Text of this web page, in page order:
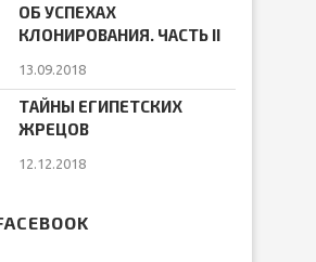
ОБ УСПЕХАХ
КЛОНИРОВАНИЯ. ЧАСТЬ II
13.09.2018
ТАЙНЫ ЕГИПЕТСКИХ
ЖРЕЦОВ
12.12.2018